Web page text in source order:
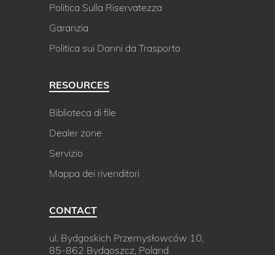
Politica Sulla Riservatezza
Garanzia
Politica sui Danni da Trasporto
RESOURCES
Biblioteca di file
Dealer zone
Servizio
Mappa dei rivenditori
CONTACT
ul. Bydgoskich Przemysłowców 10,
85-862 Bydgoszcz, Poland